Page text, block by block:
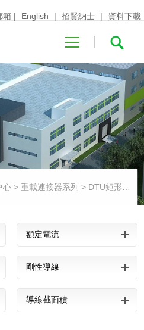
箱 | English | 招賢納士 | 資料下載
首頁
卓能
聞中心
心 >重載連接器系列 > DTU矩形連接器
額定電流
剛性導線
導線截面積